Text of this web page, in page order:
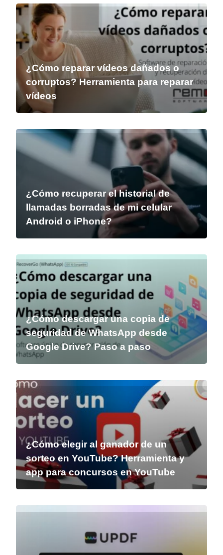
¿Cómo reparar vídeos dañados o
corruptos? Herramienta para reparar
vídeos
¿Cómo recuperar el historial de
llamadas borradas de mi celular
Android o iPhone?
¿Cómo descargar una copia de
seguridad de WhatsApp desde
Google Drive? Paso a paso
¿Cómo elegir al ganador de un
sorteo en YouTube? Herramienta y
app para concursos en YouTube